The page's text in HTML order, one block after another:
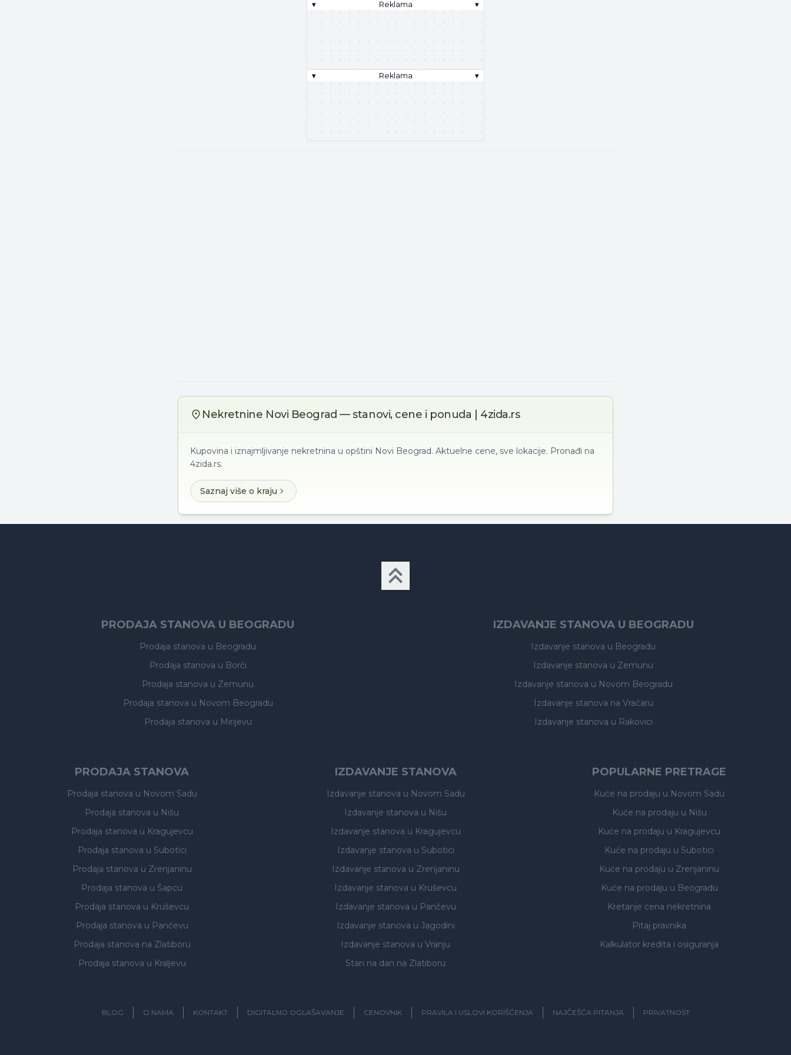
▾ Reklama ▾
▾ Reklama ▾
Nekretnine Novi Beograd — stanovi, cene i ponuda | 4zida.rs
Kupovina i iznajmljivanje nekretnina u opštini Novi Beograd. Aktuelne cene, sve lokacije. Pronađi na
4zida.rs.
Saznaj više o kraju
PRODAJA STANOVA U BEOGRADU
Prodaja stanova u Beogradu
Prodaja stanova u Borči
Prodaja stanova u Zemunu
Prodaja stanova u Novom Beogradu
Prodaja stanova u Mirijevu
IZDAVANJE STANOVA U BEOGRADU
Izdavanje stanova u Beogradu
Izdavanje stanova u Zemunu
Izdavanje stanova u Novom Beogradu
Izdavanje stanova na Vračaru
Izdavanje stanova u Rakovici
PRODAJA STANOVA
Prodaja stanova u Novom Sadu
Prodaja stanova u Nišu
Prodaja stanova u Kragujevcu
Prodaja stanova u Subotici
Prodaja stanova u Zrenjaninu
Prodaja stanova u Šapcu
Prodaja stanova u Kruševcu
Prodaja stanova u Pančevu
Prodaja stanova na Zlatiboru
Prodaja stanova u Kraljevu
IZDAVANJE STANOVA
Izdavanje stanova u Novom Sadu
Izdavanje stanova u Nišu
Izdavanje stanova u Kragujevcu
Izdavanje stanova u Subotici
Izdavanje stanova u Zrenjaninu
Izdavanje stanova u Kruševcu
Izdavanje stanova u Pančevu
Izdavanje stanova u Jagodini
Izdavanje stanova u Vranju
Stan na dan na Zlatiboru
POPULARNE PRETRAGE
Kuće na prodaju u Novom Sadu
Kuće na prodaju u Nišu
Kuće na prodaju u Kragujevcu
Kuće na prodaju u Subotici
Kuće na prodaju u Zrenjaninu
Kuće na prodaju u Beogradu
Kretanje cena nekretnina
Pitaj pravnika
Kalkulator kredita i osiguranja
BLOG O NAMA KONTAKT DIGITALNO OGLAŠAVANJE CENOVNIK PRAVILA I USLOVI KORIŠĆENJA NAJČEŠĆA PITANJA PRIVATNOST